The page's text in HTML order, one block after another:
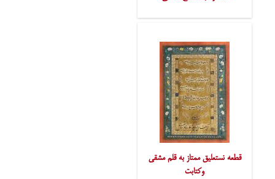
قطعه نستعلیق ممتاز به قلم مشقی
وکتابت